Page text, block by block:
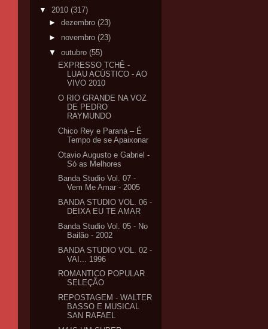
▼ 2010 (317)
► dezembro (23)
► novembro (23)
▼ outubro (55)
EXPRESSO TCHÊ -
LUAU ACÚSTICO - AO
VIVO 2010
O RIO GRANDE NA VOZ
DE PEDRO
RAYMUNDO
Chico Rey e Paraná – É
Tempo de se Apaixonar
Otavio Augusto e Gabriel -
Só as Melhores
Banda Studio Vol. 07 -
Vem Me Amar - 2005
BANDA STUDIO VOL. 06 -
DEIXA EU TE AMAR
Banda Studio Vol. 05 - No
Bailão - 2002
BANDA STUDIO VOL. 02 -
VAI... 1996
ROMANTICO POPULAR
SELEÇÃO
REPOSTAGEM - WALTER
BASSO E MUSICAL
SAN RAFAEL